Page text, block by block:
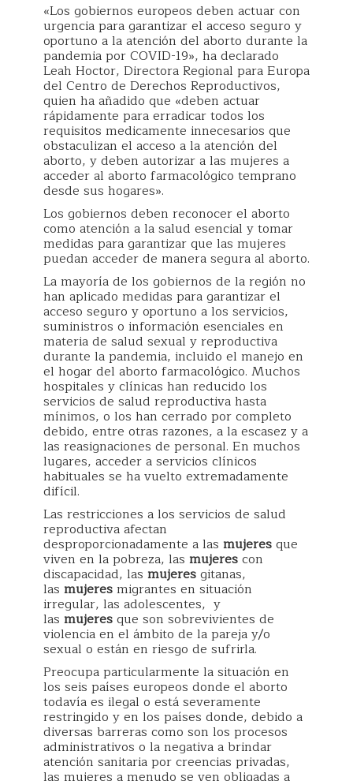
«Los gobiernos europeos deben actuar con
urgencia para garantizar el acceso seguro y
oportuno a la atención del aborto durante la
pandemia por COVID-19», ha declarado
Leah Hoctor, Directora Regional para Europa
del Centro de Derechos Reproductivos,
quien ha añadido que «deben actuar
rápidamente para erradicar todos los
requisitos medicamente innecesarios que
obstaculizan el acceso a la atención del
aborto, y deben autorizar a las mujeres a
acceder al aborto farmacológico temprano
desde sus hogares».
Los gobiernos deben reconocer el aborto
como atención a la salud esencial y tomar
medidas para garantizar que las mujeres
puedan acceder de manera segura al aborto.
La mayoría de los gobiernos de la región no
han aplicado medidas para garantizar el
acceso seguro y oportuno a los servicios,
suministros o información esenciales en
materia de salud sexual y reproductiva
durante la pandemia, incluido el manejo en
el hogar del aborto farmacológico. Muchos
hospitales y clínicas han reducido los
servicios de salud reproductiva hasta
mínimos, o los han cerrado por completo
debido, entre otras razones, a la escasez y a
las reasignaciones de personal. En muchos
lugares, acceder a servicios clínicos
habituales se ha vuelto extremadamente
difícil.
Las restricciones a los servicios de salud
reproductiva afectan
desproporcionadamente a las mujeresque
viven en la pobreza, las mujerescon
discapacidad, las mujeresgitanas,
las mujeresmigrantes en situación
irregular, las adolescentes, y
las mujeresque son sobrevivientes de
violencia en el ámbito de la pareja y/o
sexual o están en riesgo de sufrirla.
Preocupa particularmente la situación en
los seis países europeos donde el aborto
todavía es ilegal o está severamente
restringido y en los países donde, debido a
diversas barreras como son los procesos
administrativos o la negativa a brindar
atención sanitaria por creencias privadas,